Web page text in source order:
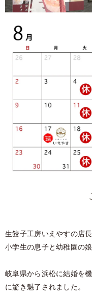
生餃子工房いえやすの店
小学生の息子と幼稚園の
岐阜県から浜松に結婚を
に驚き魅了されました。